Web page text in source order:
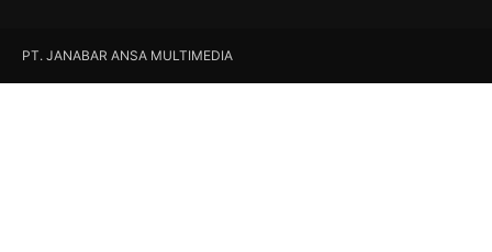
PT. JANABAR ANSA MULTIMEDIA